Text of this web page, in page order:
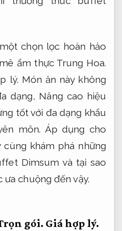
chọn lọc hoàn hảo
ẩm thực Trung Hoa.
lý. Món ăn này không
dạng, Nâng cao hiệu
tốt với đa dạng khẩu
môn. Áp dụng cho
cùng khám phá những
Dimsum và tại sao
ưa chuộng đến vậy.
gói. Giá hợp lý.